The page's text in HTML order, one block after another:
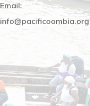
Email:
info@pacificoombia.org